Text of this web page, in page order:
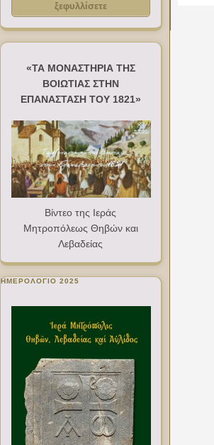
ξεφυλλίσετε
«ΤΑ ΜΟΝΑΣΤΗΡΙΑ ΤΗΣ
ΒΟΙΩΤΙΑΣ ΣΤΗΝ
ΕΠΑΝΑΣΤΑΣΗ ΤΟΥ 1821»
Βίντεο της Ιεράς
Μητροπόλεως Θηβών και
Λεβαδείας
ΗΜΕΡΟΛΟΓΙΟ 2025